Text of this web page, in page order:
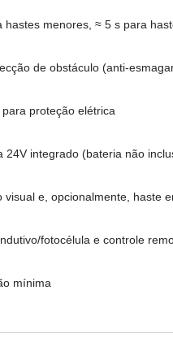
menores, ≈ 5 s para
de obstáculo (anti-
proteção elétrica
24V integrado (bateria não
visual e, opcionalmente, haste
fotocélula e controle
mínima